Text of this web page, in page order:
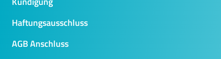
Haftungsausschluss
AGB Anschluss